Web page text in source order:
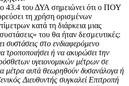
43.4 του ΔΥΑ σημειώνει ότι ο ΠΟΥ
τη χρήση ορισμένων
κατά τη διάρκεια μιας
του θα ήταν δεσμευτικές:
στο ενδιαφερόμενο
τροποποιήσει ή να ακυρώσει την
υγειονομικών μέτρων σε
μέτρα αυτά θεωρηθούν δυσανάλογα ή
Διευθυντής συγκαλεί Επιτροπή